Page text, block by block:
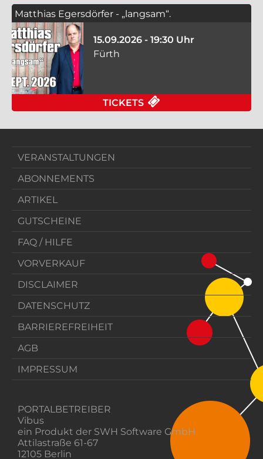
Matthias Egersdörfer - „langsam“.
15.09.2026 - 19:30 Uhr
Fürth
TICKETS
VERANSTALTUNGEN
ABONNEMENTS
ARTIKEL
GUTSCHEINE
FAQ / HILFE
VORVERKAUF
DISCLAIMER
DATENSCHUTZ
BARRIEREFREIHEIT
AGB
IMPRESSUM
PORTALBETREIBER
Vibus
ein Produkt der SWH Software GmbH
Attilastraße 61-67
12105 Berlin